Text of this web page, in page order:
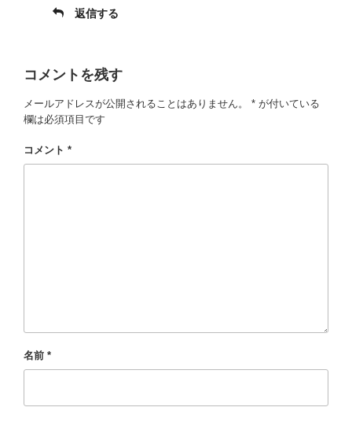
返信する
コメントを残す
メールアドレスが公開されることはありません。 * が付いている
欄は必須項目です
コメント *
名前 *